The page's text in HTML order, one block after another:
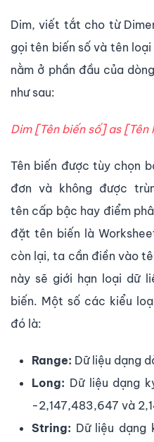
Dim, viết tắt cho từ
gọi tên biến số và tên
nằm ở phần đầu của
như sau:
Dim [Tên biến số] as
Tên biến được tùy chọn
đơn và không được
tên cấp bậc hay điểm
đặt tên biến là
còn lại, ta cần điền vào
này sẽ giới hạn loại dữ
biến. Một số các kiểu
đó là:
Range: Dữ liệu dạng
Long: Dữ liệu dạng
-2,147,483,647 và
String: Dữ liệu dạng